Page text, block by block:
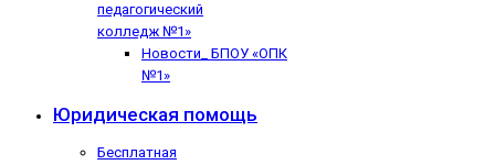
педагогический
колледж №1»
Новости_ БПОУ «ОПК
№1»
Юридическая помощь
Бесплатная